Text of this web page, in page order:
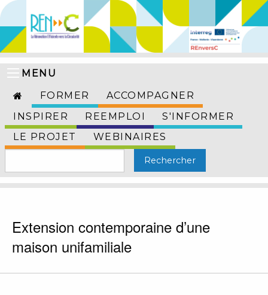
MENU
FORMER
ACCOMPAGNER
INSPIRER
REEMPLOI
S'INFORMER
LE PROJET
WEBINAIRES
Extension contemporaine d’une
maison unifamiliale